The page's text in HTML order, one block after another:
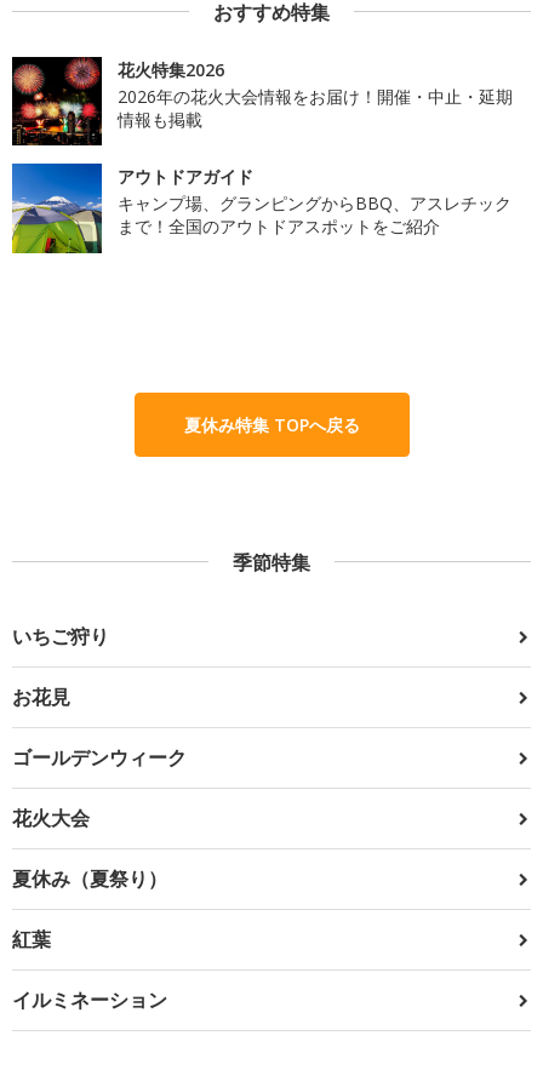
おすすめ特集
花火特集2026
2026年の花火大会情報をお届け！開催・中止・延期
情報も掲載
アウトドアガイド
キャンプ場、グランピングからBBQ、アスレチック
まで！全国のアウトドアスポットをご紹介
夏休み特集 TOPへ戻る
季節特集
いちご狩り
お花見
ゴールデンウィーク
花火大会
夏休み（夏祭り）
紅葉
イルミネーション